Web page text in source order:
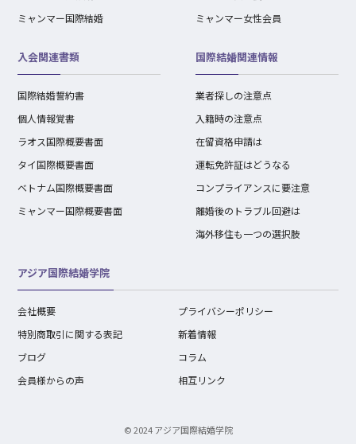
ミャンマー国際結婚
ミャンマー女性会員
入会関連書類
国際結婚誓約書
個人情報覚書
ラオス国際概要書面
タイ国際概要書面
ベトナム国際概要書面
ミャンマー国際概要書面
国際結婚関連情報
業者探しの注意点
入籍時の注意点
在留資格申請は
運転免許証はどうなる
コンプライアンスに要注意
離婚後のトラブル回避は
海外移住も一つの選択肢
アジア国際結婚学院
会社概要
プライバシーポリシー
特別商取引に関する表記
新着情報
ブログ
コラム
会員様からの声
相互リンク
© 2024 アジア国際結婚学院